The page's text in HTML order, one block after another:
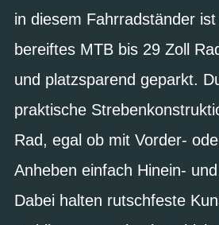
in diesem Fahrradständer
bereiftes MTB bis 29 Zoll
und platzsparend geparkt.
praktische
Rad, egal ob mit Vorder-
Anheben einfach Hinein-
Dabei halten rutschfeste